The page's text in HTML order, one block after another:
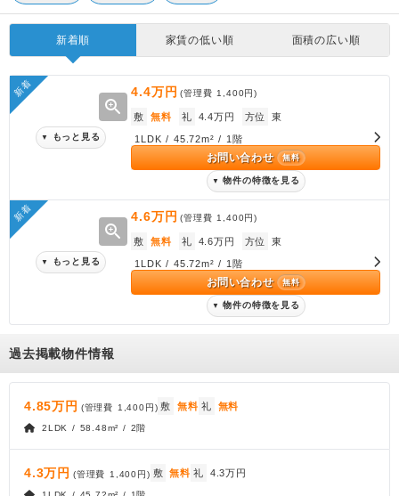
新着順 家賃の低い順 面積の広い順
新着
zoom_in
▼ もっと見る
4.4万円 (管理費 1,400円)
敷 無料 礼 4.4万円 方位 東
1LDK / 45.72m² / 1階
お問い合わせ 無料
▼ 物件の特徴を見る
新着
zoom_in
▼ もっと見る
4.6万円 (管理費 1,400円)
敷 無料 礼 4.6万円 方位 東
1LDK / 45.72m² / 1階
お問い合わせ 無料
▼ 物件の特徴を見る
過去掲載物件情報
4.85万円 (管理費 1,400円) 敷 無料 礼 無料
2LDK / 58.48m² / 2階
4.3万円 (管理費 1,400円) 敷 無料 礼 4.3万円